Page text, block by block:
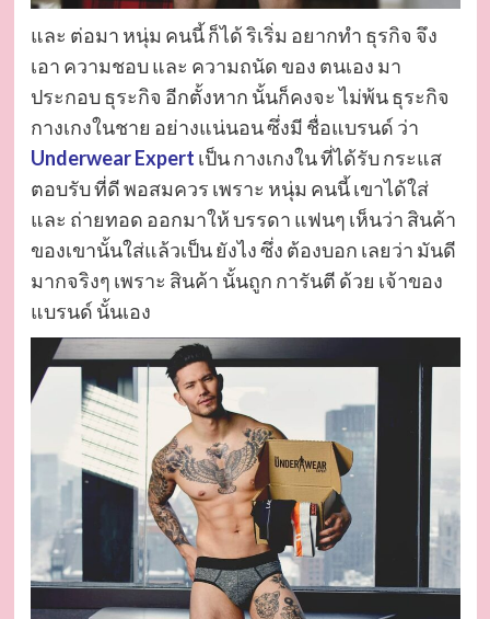
และ ต่อมา หนุ่ม คนนี้ ก็ได้ ริเริ่ม อยากทำ ธุรกิจ จึง
เอา ความชอบ และ ความถนัด ของ ตนเอง มา
ประกอบ ธุระกิจ อีกตั้งหาก นั้นก็คงจะ ไม่พ้น ธุระกิจ
กางเกงในชาย อย่างแน่นอน ซึ่งมี ชื่อแบรนด์ ว่า
Underwear Expert เป็น กางเกงใน ที่ได้รับ กระแส
ตอบรับ ที่ดี พอสมควร เพราะ หนุ่ม คนนี้ เขาได้ใส่
และ ถ่ายทอด ออกมาให้ บรรดา แฟนๆ เห็นว่า สินค้า
ของเขานั้นใส่แล้วเป็น ยังไง ซึ่ง ต้องบอก เลยว่า มันดี
มากจริงๆ เพราะ สินค้า นั้นถูก การันตี ด้วย เจ้าของ
แบรนด์ นั้นเอง